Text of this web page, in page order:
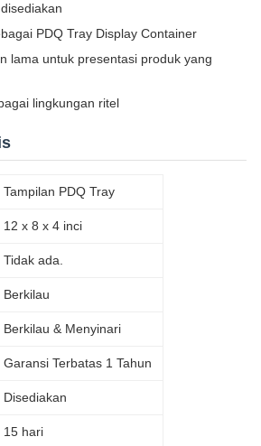
PDQ Tray Display Container
lama untuk presentasi produk yang
lingkungan ritel
Tampilan PDQ Tray
12 x 8 x 4 inci
Tidak ada.
Berkilau
Berkilau & Menyinari
Garansi Terbatas 1 Tahun
Disediakan
15 hari